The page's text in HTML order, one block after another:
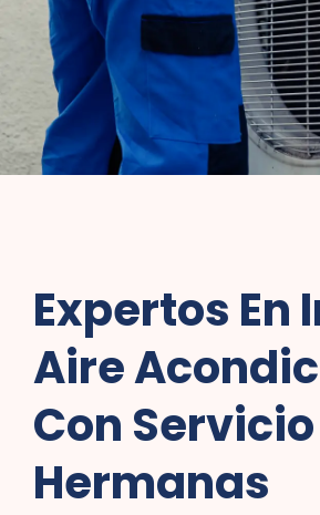
Expertos En
Aire
Con Servicio
Hermanas